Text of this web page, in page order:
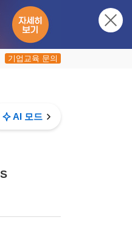
기업교육 문의
AI 모드